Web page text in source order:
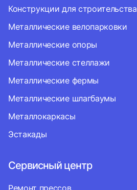
Конструкции для строительства
Металлические велопарковки
Металлические опоры
Металлические стеллажи
Металлические фермы
Металлические шлагбаумы
Металлокаркасы
Эстакады
Сервисный центр
Ремонт прессов